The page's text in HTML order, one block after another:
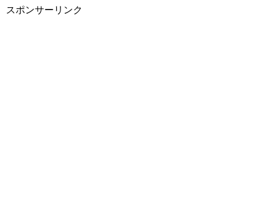
スポンサーリンク